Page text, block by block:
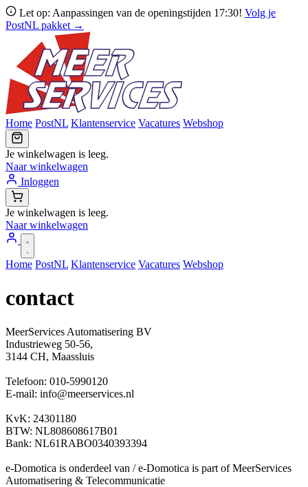
Let op: Aanpassingen van de openingstijden 17:30! Volg je
PostNL pakket →
Home PostNL Klantenservice Vacatures Webshop
Je winkelwagen is leeg.
Naar winkelwagen
Inloggen
Je winkelwagen is leeg.
Naar winkelwagen
Home PostNL Klantenservice Vacatures Webshop
contact
MeerServices Automatisering BV
Industrieweg 50-56,
3144 CH, Maassluis
Telefoon: 010-5990120
E-mail: info@meerservices.nl
KvK: 24301180
BTW: NL808608617B01
Bank: NL61RABO0340393394
e-Domotica is onderdeel van / e-Domotica is part of MeerServices
Automatisering & Telecommunicatie